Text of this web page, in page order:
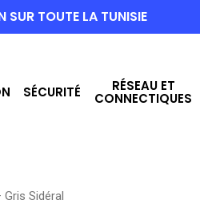
SUR TOUTE LA TUNISIE
SÉCURITÉ RÉSEAU ET
CONNECTIQUES
Gris Sidéral